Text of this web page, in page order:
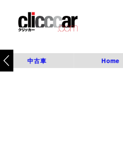
中古車 Home